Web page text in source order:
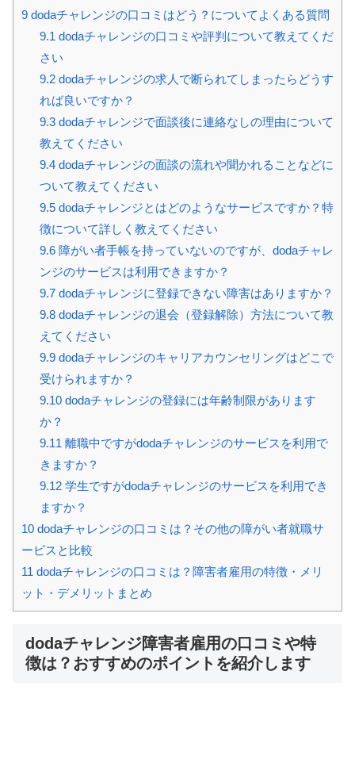
9 dodaチャレンジの口コミはどう？についてよくある質問
9.1 dodaチャレンジの口コミや評判について教えてくだ
さい
9.2dodaチャレンジの求人で断られてしまったらどうす
れば良いですか？
9.3dodaチャレンジで面談後に連絡なしの理由について
教えてください
9.4dodaチャレンジの面談の流れや聞かれることなどに
ついて教えてください
9.5dodaチャレンジとはどのようなサービスですか？特
徴について詳しく教えてください
9.6障がい者手帳を持っていないのですが、dodaチャレ
ンジのサービスは利用できますか？
9.7dodaチャレンジに登録できない障害はありますか？
9.8dodaチャレンジの退会（登録解除）方法について教
えてください
9.9dodaチャレンジのキャリアカウンセリングはどこで
受けられますか？
9.10dodaチャレンジの登録には年齢制限があります
か？
9.11 離職中ですがdodaチャレンジのサービスを利用で
きますか？
9.12学生ですがdodaチャレンジのサービスを利用でき
ますか？
10 dodaチャレンジの口コミは？その他の障がい者就職サ
ービスと比較
11 dodaチャレンジの口コミは？障害者雇用の特徴・メリ
ット・デメリットまとめ
dodaチャレンジ障害者雇用の口コミや特
徴は？おすすめのポイントを紹介します